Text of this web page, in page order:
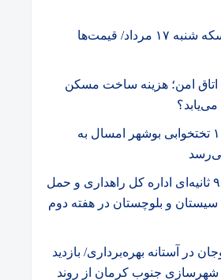
قیمت طلا و سکه شنبه ۱۷ مرداد/ قیمت‌ها
اتاق امن؛ هزینه ساخت مسکن
بیمارستان ۱۶۰ تختخوابی بوشهر امسال به
ویدئو | اخبار ۹۰ ثانیه‌ای اداره کل راهداری و حمل
سیستان و بلوچستان در هفته دوم
در آستانه بهره‌برداری/ بازدید
شهرسازی جنوب کرمان از روند